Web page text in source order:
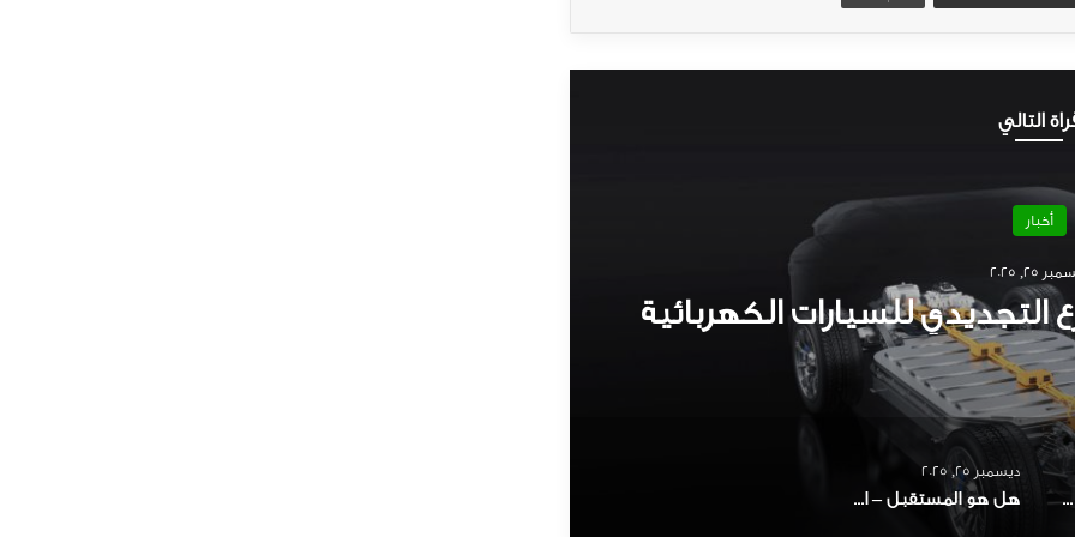
التالي
في المملكة العربية
هيمنة صينية واضحة في 2025 – احصائيات وارقام مبيعات السيارات الكهربائية العالمية
ديسمبر 25, 2025
هل هو المستقبل – التسارع التجديدي للسيارات الكهربائية